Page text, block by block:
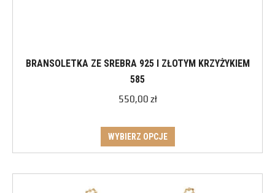
BRANSOLETKA ZE SREBRA 925 I ZŁOTYM KRZYŻYKIEM
585
550,00 zł
WYBIERZ OPCJE